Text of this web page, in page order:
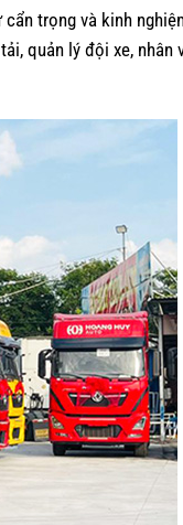
trọng và kinh
quản lý đội xe, nhân